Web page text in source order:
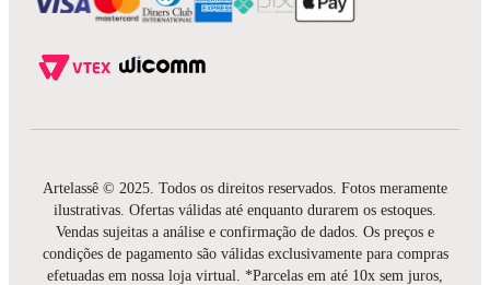
Artelassê © 2025. Todos os direitos reservados. Fotos meramente
ilustrativas. Ofertas válidas até enquanto durarem os estoques.
Vendas sujeitas a análise e confirmação de dados. Os preços e
condições de pagamento são válidas exclusivamente para compras
efetuadas em nossa loja virtual. *Parcelas em até 10x sem juros,